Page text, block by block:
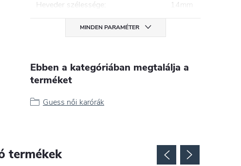
Heveder szélessége: 14mm
MINDEN PARAMÉTER
Ebben a kategóriában megtalálja a
terméket
Guess női karórák
termékek